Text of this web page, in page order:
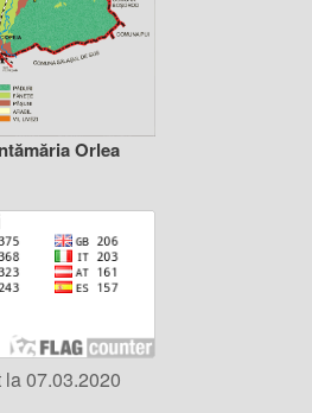
Orlea
07.03.2020